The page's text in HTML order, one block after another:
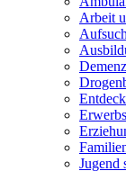
Arbeit
Jugend